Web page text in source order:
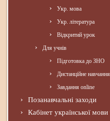
Укр. мова
Укр. література
Відкритий урок
Для учнів
Підготовка до ЗНО
Дистанційне навчання
Завдання online
Позанавчальні заходи
Кабінет української